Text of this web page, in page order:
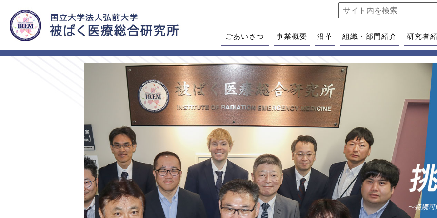
ごあいさつ 事業概要 沿革 組織・部門紹介 研究者